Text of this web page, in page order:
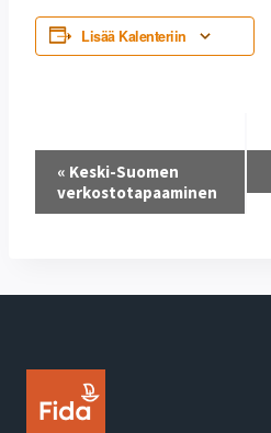
Lisää Kalenteriin
Tapahtuma
navigointi
« Keski-Suomen
verkostotapaaminen